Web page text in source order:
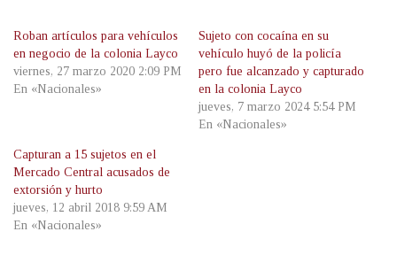
Roban artículos para vehículos
en negocio de la colonia Layco
viernes, 27 marzo 2020 2:09 PM
En «Nacionales»
Sujeto con cocaína en su
vehículo huyó de la policía
pero fue alcanzado y capturado
en la colonia Layco
jueves, 7 marzo 2024 5:54 PM
En «Nacionales»
Capturan a 15 sujetos en el
Mercado Central acusados de
extorsión y hurto
jueves, 12 abril 2018 9:59 AM
En «Nacionales»